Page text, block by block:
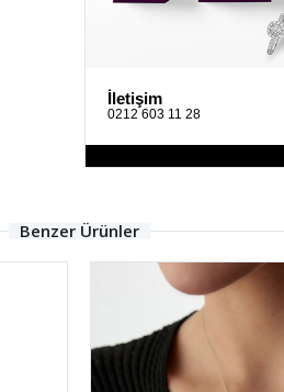
İletişim
0212 603 11 28
Benzer Ürünler